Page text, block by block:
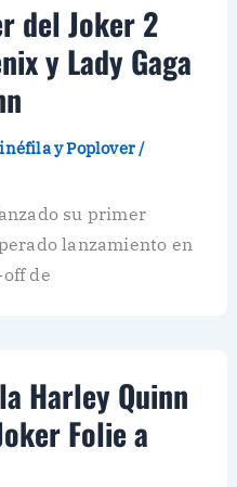
del Joker 2
y Lady Gaga
y Poplover/
su primer
lanzamiento en
de
Harley Quinn
Folie a